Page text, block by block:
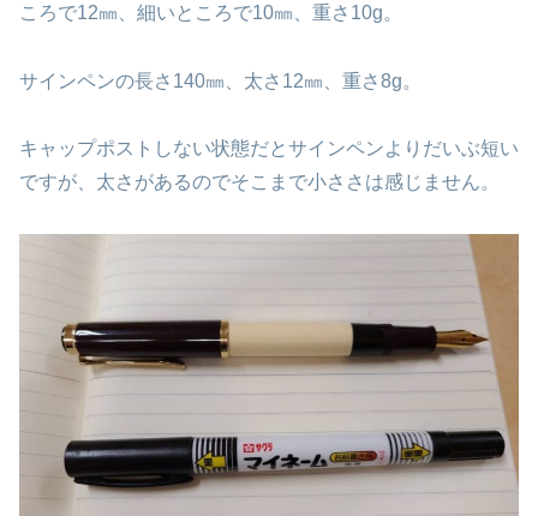
ころで12㎜、細いところで10㎜、重さ10g。
サインペンの長さ140㎜、太さ12㎜、重さ8g。
キャップポストしない状態だとサインペンよりだいぶ短い
ですが、太さがあるのでそこまで小ささは感じません。